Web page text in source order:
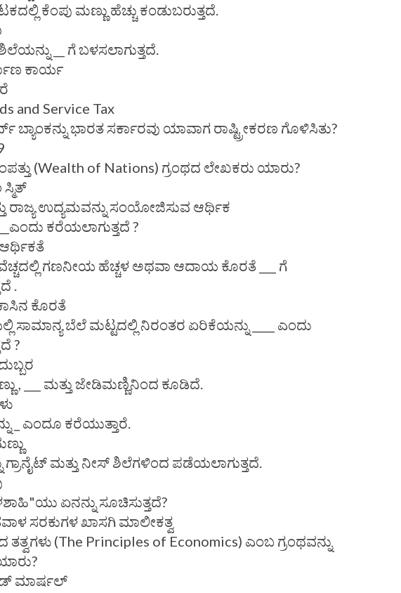
ಕೆಂಪು ಮಣ್ಣು ಹೆಚ್ಚು ಕಂಡುಬರುತ್ತದೆ.
__ ಗೆ ಬಳಸಲಾಗುತ್ತದೆ.
ಕಾರ್ಯ
and Service Tax
ಬ್ಯಾಂಕನ್ನು ಭಾರತ ಸರ್ಕಾರವು ಯಾವಾಗ ರಾಷ್ಟ್ರೀಕರಣ ಗೊಳಿಸಿತು?
(Wealth of Nations) ಗ್ರಂಥದ ಲೇಖಕರು ಯಾರು?
ರಾಜ್ಯ ಉದ್ಯಮವನ್ನು ಸಂಯೋಜಿಸುವ ಆರ್ಥಿಕ
ಕರೆಯಲಾಗುತ್ತದೆ ?
ಗಣನೀಯ ಹೆಚ್ಚಳ ಅಥವಾ ಆದಾಯ ಕೊರತೆ ___ ಗೆ
.
ಕೊರತೆ
ಸಾಮಾನ್ಯ ಬೆಲೆ ಮಟ್ಟದಲ್ಲಿ ನಿರಂತರ ಏರಿಕೆಯನ್ನು ____ ಎಂದು
?
, ___ ಮತ್ತು ಜೇಡಿಮಣ್ಣಿನಿಂದ ಕೂಡಿದೆ.
_ ಎಂದೂ ಕರೆಯುತ್ತಾರೆ.
ಗ್ರಾನೈಟ್ ಮತ್ತು ನೀಸ್ ಶಿಲೆಗಳಿಂದ ಪಡೆಯಲಾಗುತ್ತದೆ.
ಏನನ್ನು ಸೂಚಿಸುತ್ತದೆ?
ಸರಕುಗಳ ಖಾಸಗಿ ಮಾಲೀಕತ್ವ
ತತ್ವಗಳು (The Principles of Economics) ಎಂಬ ಗ್ರಂಥವನ್ನು
ಮಾರ್ಷಲ್